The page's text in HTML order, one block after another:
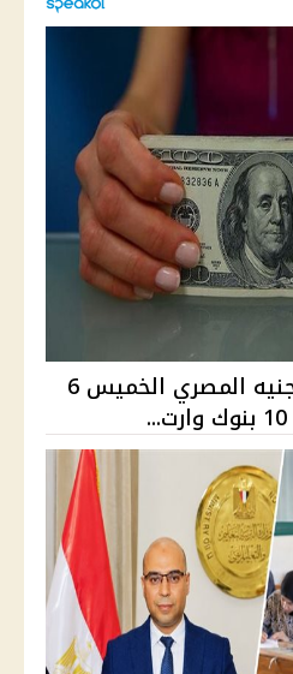
سعر الدولار مقابل الجنيه المصري الخميس 6